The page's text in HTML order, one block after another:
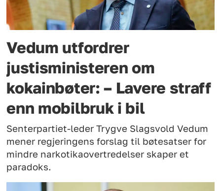
Vedum utfordrer
justisministeren om
kokainbøter: – Lavere straff
enn mobilbruk i bil
Senterpartiet-leder Trygve Slagsvold Vedum
mener regjeringens forslag til bøtesatser for
mindre narkotikaovertredelser skaper et
paradoks.